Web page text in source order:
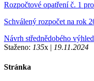
Rozpočtové opatření č. 1
Schválený rozpočet na rok
Návrh střednědobého
Staženo: 135x | 19.11.2024
Stránka